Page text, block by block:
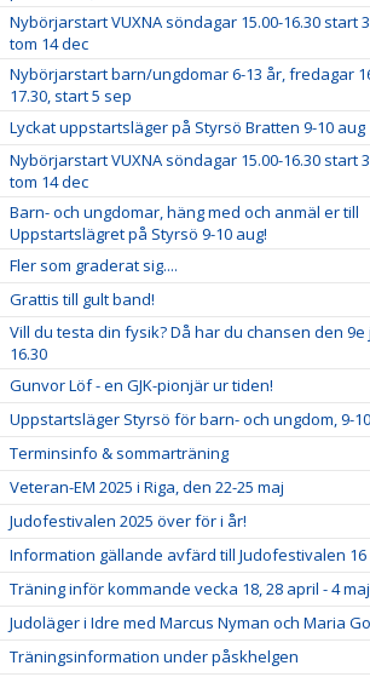
Nybörjarstart VUXNA söndagar 15.00-16.30 start
tom 14 dec
Nybörjarstart barn/ungdomar 6-13 år, fredagar
17.30, start 5 sep
Lyckat uppstartsläger på Styrsö Bratten 9-10 aug
Nybörjarstart VUXNA söndagar 15.00-16.30 start
tom 14 dec
Barn- och ungdomar, häng med och anmäl er till
Uppstartslägret på Styrsö 9-10 aug!
Fler som graderat sig....
Grattis till gult band!
Vill du testa din fysik? Då har du chansen den 9e
16.30
Gunvor Löf - en GJK-pionjär ur tiden!
Uppstartsläger Styrsö för barn- och ungdom, 9-
Terminsinfo & sommarträning
Veteran-EM 2025 i Riga, den 22-25 maj
Judofestivalen 2025 över för i år!
Information gällande avfärd till Judofestivalen 16
Träning inför kommande vecka 18, 28 april - 4 maj
Judoläger i Idre med Marcus Nyman och Maria
Träningsinformation under påskhelgen